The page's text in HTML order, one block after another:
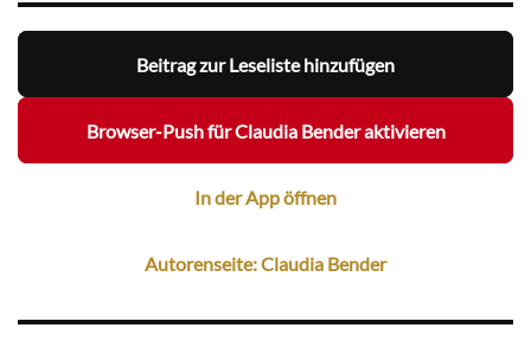
Beitrag zur Leseliste hinzufügen
Browser-Push für Claudia Bender aktivieren
In der App öffnen
Autorenseite: Claudia Bender